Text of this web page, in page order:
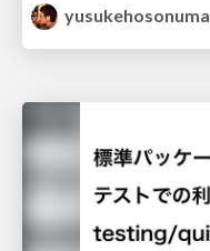
yusukehosonuma